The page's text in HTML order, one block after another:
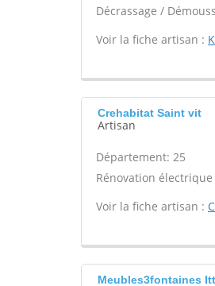
Décrassage /
Voir la fiche artisan :
Crehabitat Saint vit
Artisan
Département: 25
Rénovation
Voir la fiche artisan :
Meubles3fontaines